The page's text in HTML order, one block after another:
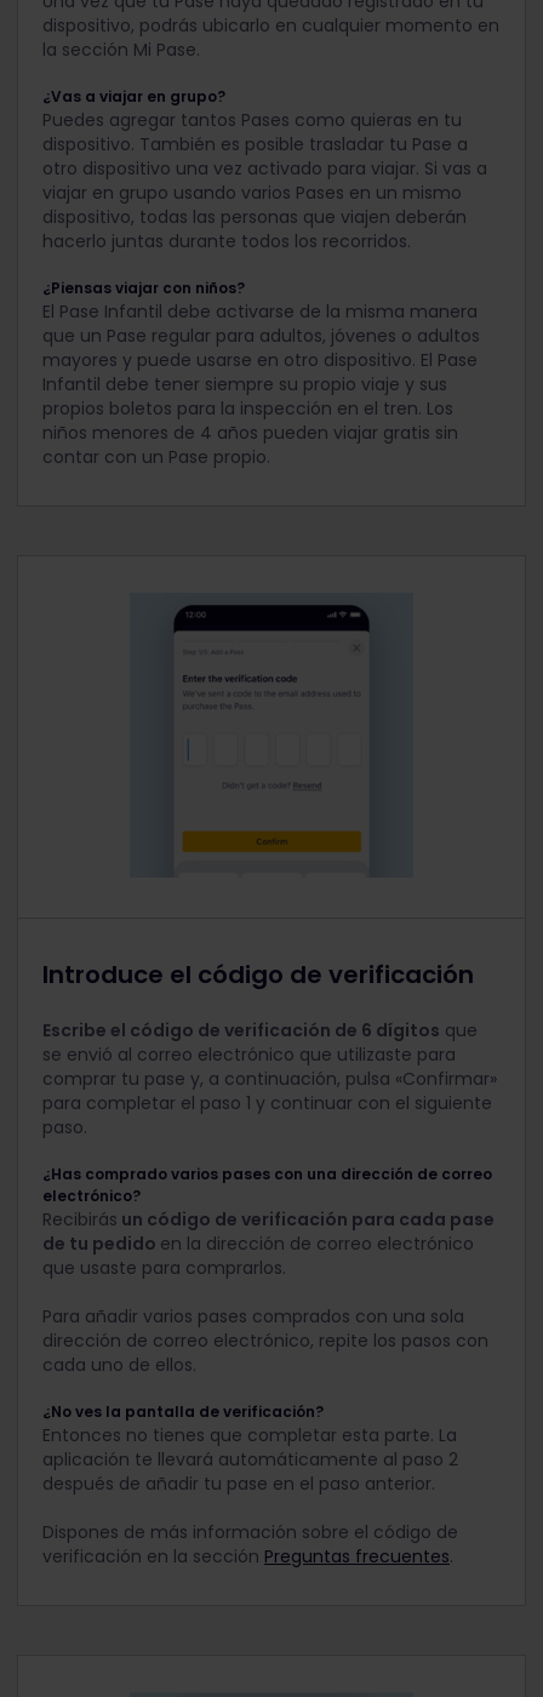
dispositivo, podrás ubicarlo en cualquier momento en
la sección Mi Pase.
¿Vas a viajar en grupo?
Puedes agregar tantos Pases como quieras en tu
dispositivo. También es posible trasladar tu Pase a
otro dispositivo una vez activado para viajar. Si vas a
viajar en grupo usando varios Pases en un mismo
dispositivo, todas las personas que viajen deberán
hacerlo juntas durante todos los recorridos.
¿Piensas viajar con niños?
El Pase Infantil debe activarse de la misma manera
que un Pase regular para adultos, jóvenes o adultos
mayores y puede usarse en otro dispositivo. El Pase
Infantil debe tener siempre su propio viaje y sus
propios boletos para la inspección en el tren. Los
niños menores de 4 años pueden viajar gratis sin
contar con un Pase propio.
Introduce el código de verificación
Escribe el código de verificación de 6 dígitos que
se envió al correo electrónico que utilizaste para
comprar tu pase y, a continuación, pulsa «Confirmar»
para completar el paso 1 y continuar con el siguiente
paso.
¿Has comprado varios pases con una dirección de correo
electrónico?
Recibirás un código de verificación para cada pase
de tu pedido en la dirección de correo electrónico
que usaste para comprarlos.
Para añadir varios pases comprados con una sola
dirección de correo electrónico, repite los pasos con
cada uno de ellos.
¿No ves la pantalla de verificación?
Entonces no tienes que completar esta parte. La
aplicación te llevará automáticamente al paso 2
después de añadir tu pase en el paso anterior.
Dispones de más información sobre el código de
verificación en la sección Preguntas frecuentes.